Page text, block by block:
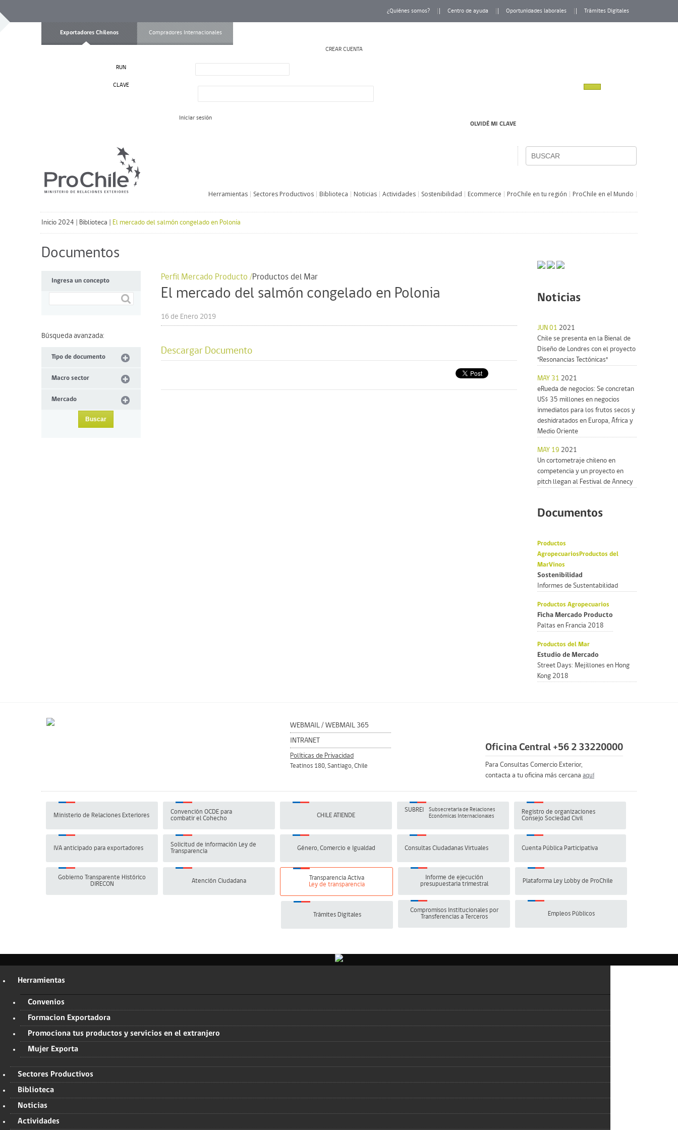
¿Quiénes somos? Centro de ayuda Oportunidades laborales Trámites Digitales
Exportadores Chilenos Compradores Internacionales
CREAR CUENTA
RUN
CLAVE
Iniciar sesión
OLVIDÉ MI CLAVE
Herramientas Sectores Productivos Biblioteca Noticias Actividades Sostenibilidad Ecommerce ProChile en tu región ProChile en el Mundo
Inicio 2024 Biblioteca El mercado del salmón congelado en Polonia
Documentos
Ingresa un concepto
Búsqueda avanzada:
Tipo de documento
Macro sector
Mercado
Perfil Mercado Producto /Productos del Mar
El mercado del salmón congelado en Polonia
16 de Enero 2019
Descargar Documento
Noticias
JUN 01 2021
Chile se presenta en la Bienal de
Diseño de Londres con el proyecto
"Resonancias Tectónicas"
MAY 31 2021
eRueda de negocios: Se concretan
US$ 35 millones en negocios
inmediatos para los frutos secos y
deshidratados en Europa, África y
Medio Oriente
MAY 19 2021
Un cortometraje chileno en
competencia y un proyecto en
pitch llegan al Festival de Annecy
Documentos
Productos
AgropecuariosProductos del
MarVinos
Sostenibilidad
Informes de Sustentabilidad
Productos Agropecuarios
Ficha Mercado Producto
Paltas en Francia 2018
Productos del Mar
Estudio de Mercado
Street Days: Mejillones en Hong
Kong 2018
Oficina Central +56 2 33220000
Para Consultas Comercio Exterior,
contacta a tu oficina más cercana aquí
WEBMAIL /WEBMAIL 365
INTRANET
Políticas de Privacidad
Teatinos 180, Santiago, Chile
Ministerio de Relaciones Exteriores
Convención OCDE para
combatir el Cohecho
CHILE ATIENDE
SUBREI
Subsecretaría de Relaciones
Económicas Internacionales
Registro de organizaciones
Consejo Sociedad Civil
IVA anticipado para exportadores
Solicitud de información Ley de
Transparencia
Género, Comercio e Igualdad Consultas Ciudadanas Virtuales Cuenta Pública Participativa
Gobierno Transparente Histórico
DIRECON
Atención Ciudadana
Transparencia Activa
Ley de transparencia
Informe de ejecución
presupuestaria trimestral
Plataforma Ley Lobby de ProChile
Empleos Públicos
Compromisos Institucionales por
Transferencias a Terceros
Trámites Digitales
Herramientas
Convenios
Formacion Exportadora
Promociona tus productos y servicios en el extranjero
Mujer Exporta
Sectores Productivos
Biblioteca
Noticias
Actividades